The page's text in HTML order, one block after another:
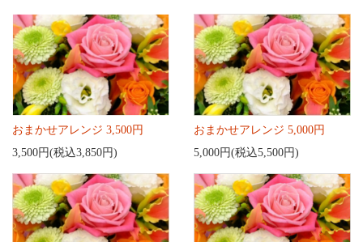
おまかせアレンジ 3,500円
3,500円(税込3,850円)
おまかせアレンジ 5,000円
5,000円(税込5,500円)